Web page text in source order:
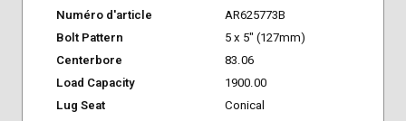
Numéro d'article
AR625773B
Bolt Pattern
5 x 5" (127mm)
Centerbore
83.06
Load Capacity
1900.00
Lug Seat
Conical